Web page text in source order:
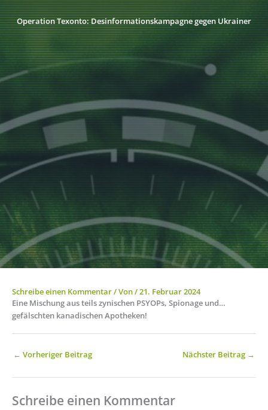
Operation Texonto: Desinformationskampagne gegen Ukrainer
Schreibe einen Kommentar/ Von/21. Februar 2024
Eine Mischung aus teils zynischen PSYOPs, Spionage und…
gefälschten kanadischen Apotheken!
← Vorheriger Beitrag Nächster Beitrag →
Schreibe einen Kommentar